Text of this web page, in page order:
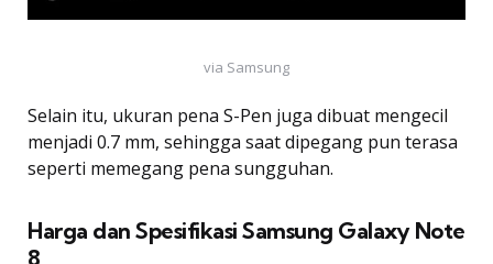
via Samsung
Selain itu, ukuran pena S-Pen juga dibuat mengecil
menjadi 0.7 mm, sehingga saat dipegang pun terasa
seperti memegang pena sungguhan.
Harga dan Spesifikasi Samsung Galaxy Note
8